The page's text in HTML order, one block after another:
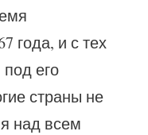
года, и с тех
его
страны не
над всем